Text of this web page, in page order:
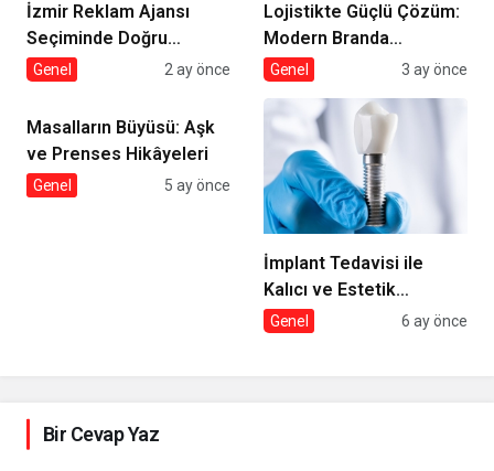
İzmir Reklam Ajansı
Seçiminde Doğru
Strateji
Genel 2 ay önce
Lojistikte Güçlü Çözüm:
Modern Branda
Sistemleri
Genel 3 ay önce
Masalların Büyüsü: Aşk
ve Prenses Hikâyeleri
Genel 5 ay önce
İmplant Tedavisi ile
Kalıcı ve Estetik
Çözümler
Genel 6 ay önce
Bir Cevap Yaz